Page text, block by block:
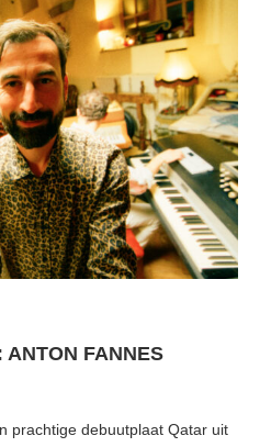
ANTON FANNES
prachtige debuutplaat Qatar uit